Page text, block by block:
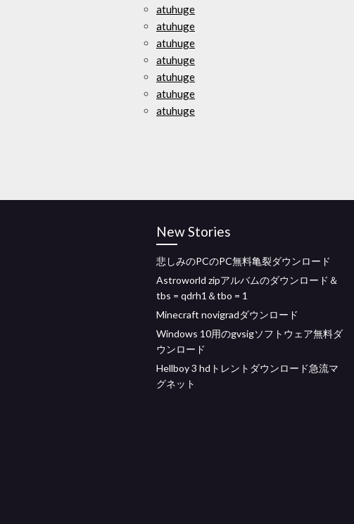
atuhuge
atuhuge
atuhuge
atuhuge
atuhuge
atuhuge
atuhuge
New Stories
悲しみのPCのPC無料亀裂ダウンロード
Astroworld zipアルバムのダウンロード＆
tbs = qdrh1＆tbo = 1
Minecraft novigradダウンロード
Windows 10用のgvsigソフトウェア無料ダ
ウンロード
Hellboy 3 hdトレントダウンロード急流マ
グネット